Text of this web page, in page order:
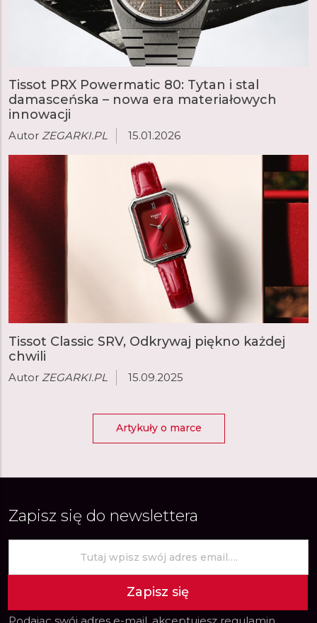
Tissot PRX Powermatic 80: Tytan i stal
damasceńska – nowa era materiałowych
innowacji
Autor ZEGARKI.PL 15.01.2026
Tissot Classic SRV, Odkrywaj piękno każdej
chwili
Autor ZEGARKI.PL 15.09.2025
Artykuły o marce
Zapisz się do newslettera
Zapisz się